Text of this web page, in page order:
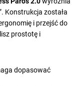
Konstrukcja została
i przejść do
prostotę i
dopasować